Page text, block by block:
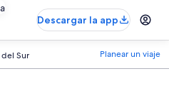
Descargar la app
Sur Planear un viaje